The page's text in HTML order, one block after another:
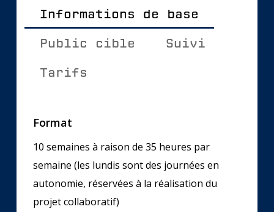
Informations de base
Public cible
Suivi
Tarifs
Format
10 semaines à raison de 35 heures par
semaine (les lundis sont des journées en
autonomie, réservées à la réalisation du
projet collaboratif)